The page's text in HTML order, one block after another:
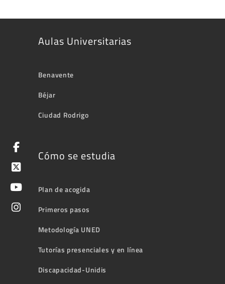
Aulas Universitarias
Benavente
Béjar
Ciudad Rodrigo
Cómo se estudia
Plan de acogida
Primeros pasos
Metodología UNED
Tutorías presenciales y en línea
Discapacidad-Unidis